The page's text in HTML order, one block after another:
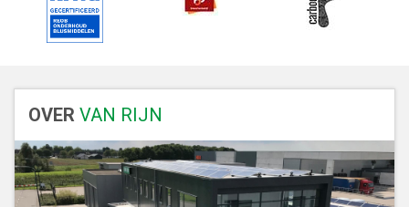
OVER VAN RIJN